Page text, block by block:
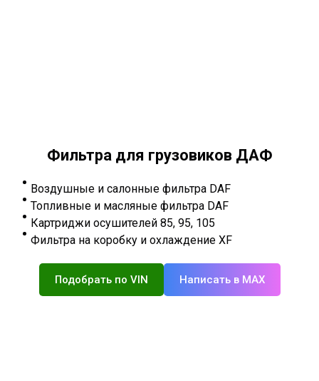
Фильтра для грузовиков ДАФ
Воздушные и салонные фильтра DAF
Топливные и масляные фильтра DAF
Картриджи осушителей 85, 95, 105
Фильтра на коробку и охлаждение XF
Подобрать по VIN Написать в MAX